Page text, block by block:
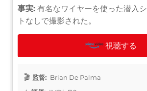
事実: 有名なワイヤーを使った潜入
トなしで撮影された。
視聴する
監督: Brian De Palma